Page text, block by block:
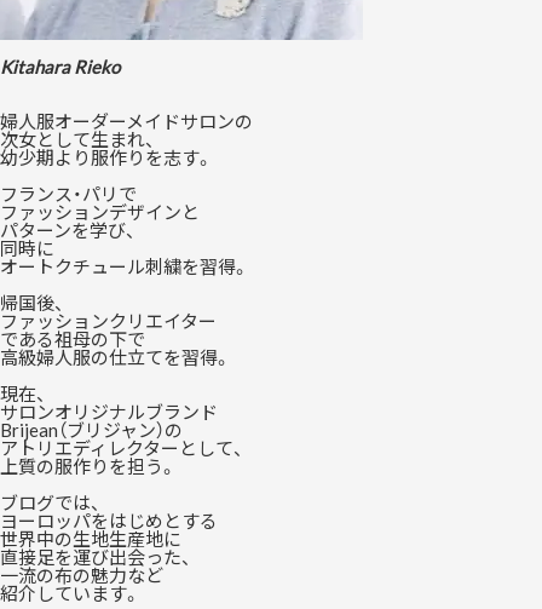
Kitahara Rieko
婦人服オーダーメイドサロンの
次女として生まれ、
幼少期より服作りを志す。
フランス・パリで
ファッションデザインと
パターンを学び、
同時に
オートクチュール刺繍を習得。
帰国後、
ファッションクリエイター
である祖母の下で
高級婦人服の仕立てを習得。
現在、
サロンオリジナルブランド
Brijean（ブリジャン）の
アトリエディレクターとして、
上質の服作りを担う。
ブログでは、
ヨーロッパをはじめとする
世界中の生地生産地に
直接足を運び出会った、
一流の布の魅力など
紹介しています。